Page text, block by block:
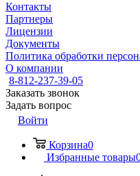
Контакты
Партнеры
Лицензии
Документы
Политика обработки
О компании
8-812-237-39-05
Заказать звонок
Задать вопрос
Войти
Корзина0
Избранные товары